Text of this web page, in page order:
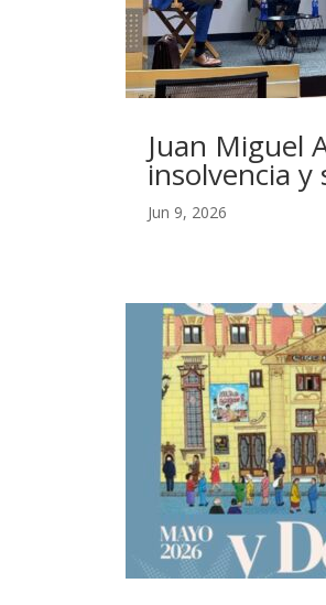
Juan Miguel
insolvencia
Jun 9, 2026